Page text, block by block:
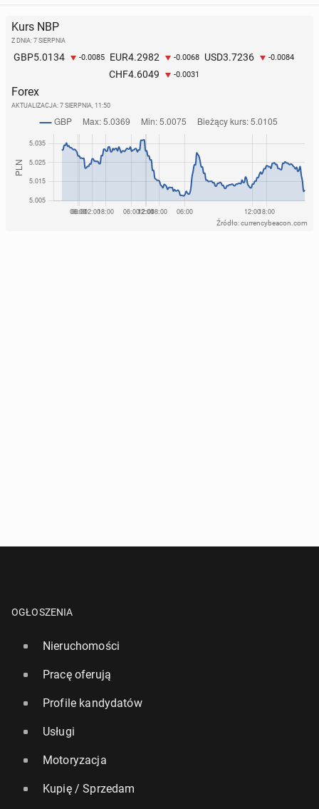
Kurs NBP
Z DNIA: 7 SIERPNIA
GBP5.0134 -0.0085 EUR4.2982 -0.0068 USD3.7236 -0.0084
CHF4.6049 -0.0031
Forex
AKTUALIZACJA: 7 SIERPNIA, 11:50
Źródło: currencybeacon.com
OGŁOSZENIA
Nieruchomości
Pracę oferują
Profile kandydatów
Usługi
Motoryzacja
Kupię / Sprzedam